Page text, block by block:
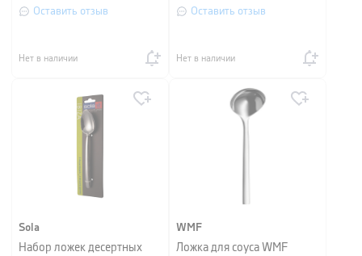
Оставить отзыв
Нет в наличии
наборе
Оставить отзыв
Нет в наличии
Sola
Набор ложек десертных
WMF
Ложка для соуса WMF